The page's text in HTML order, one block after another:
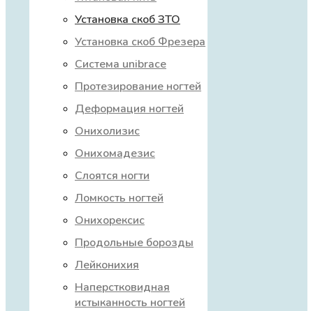
Установка скоб ЗТО
Установка скоб Фрезера
Система unibrace
Протезирование ногтей
Деформация ногтей
Онихолизис
Онихомадезис
Слоятся ногти
Ломкость ногтей
Онихорексис
Продольные борозды
Лейконихия
Наперстковидная
истыканность ногтей